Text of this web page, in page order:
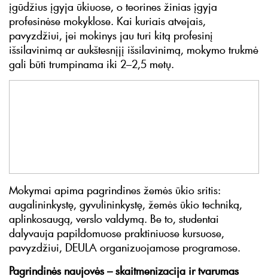
įgūdžius įgyja ūkiuose, o teorines žinias įgyja
profesinėse mokyklose. Kai kuriais atvejais,
pavyzdžiui, jei mokinys jau turi kitą profesinį
išsilavinimą ar aukštesnįjį išsilavinimą, mokymo trukmė
gali būti trumpinama iki 2–2,5 metų.
Mokymai apima pagrindines žemės ūkio sritis:
augalininkystę, gyvulininkystę, žemės ūkio techniką,
aplinkosaugą, verslo valdymą. Be to, studentai
dalyvauja papildomuose praktiniuose kursuose,
pavyzdžiui, DEULA organizuojamose programose.
Pagrindinės naujovės – skaitmenizacija ir tvarumas